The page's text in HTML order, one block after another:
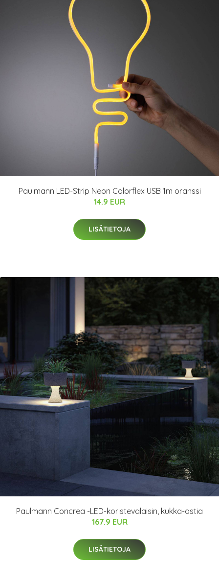
Paulmann LED-Strip Neon Colorflex USB 1m oranssi
14.9 EUR
LISÄTIETOJA
Paulmann Concrea -LED-koristevalaisin, kukka-astia
167.9 EUR
LISÄTIETOJA